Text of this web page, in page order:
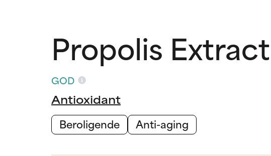
Propolis Extract
GOD
Antioxidant
Beroligende
Anti-aging